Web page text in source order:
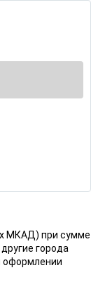
МКАД) при сумме
города
оформлении